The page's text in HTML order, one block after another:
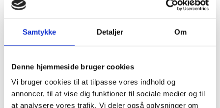
Samtykke Detaljer Om
Denne hjemmeside bruger cookies
Vi bruger cookies til at tilpasse vores indhold og
annoncer, til at vise dig funktioner til sociale medier og til
at analysere vores trafik. Vi deler også oplysninger om
finansiel risikostyring senest per 1. juli 2021.
Retningslinjerne for udarbejdelsen af en sådan strategi
er fastsat i dokumentet nedenfor.
Læs mere om retningslinjer for udarbejdelse af strategi
afdragsfrie lån og derivater
For institutioner der ved de nye reglers ikrafttræden 1.